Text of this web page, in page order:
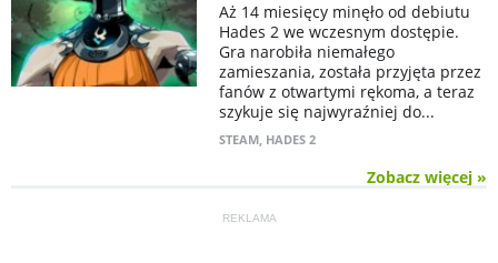
Aż 14 miesięcy minęło od debiutu
Hades 2 we wczesnym dostępie.
Gra narobiła niemałego
zamieszania, została przyjęta przez
fanów z otwartymi rękoma, a teraz
szykuje się najwyraźniej do...
STEAM, HADES 2
Zobacz więcej »
REKLAMA